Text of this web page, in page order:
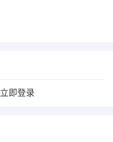
立即登录